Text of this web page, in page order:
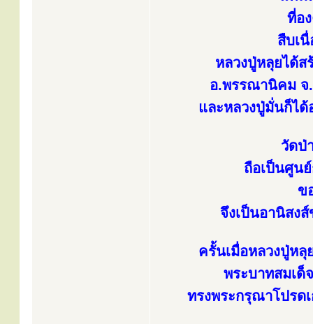
ที่อ
สืบเ
หลวงปู่หลุยได้ส
อ.พรรณานิคม จ
และหลวงปู่มั่นก็ไ
วัดป่
ถือเป็นศูน
ข
จึงเป็นอานิสง
ครั้นเมื่อหลวงปู่ห
พระบาทสมเด็
ทรงพระกรุณาโปรด